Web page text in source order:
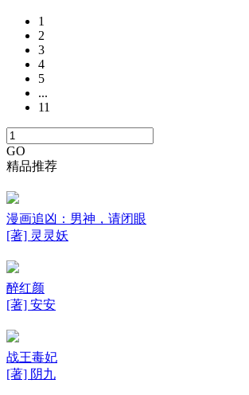
1
2
3
4
5
...
11
GO
精品推荐
漫画追凶：男神，请闭眼
[著] 灵灵妖
醉红颜
[著] 安安
战王毒妃
[著] 阴九